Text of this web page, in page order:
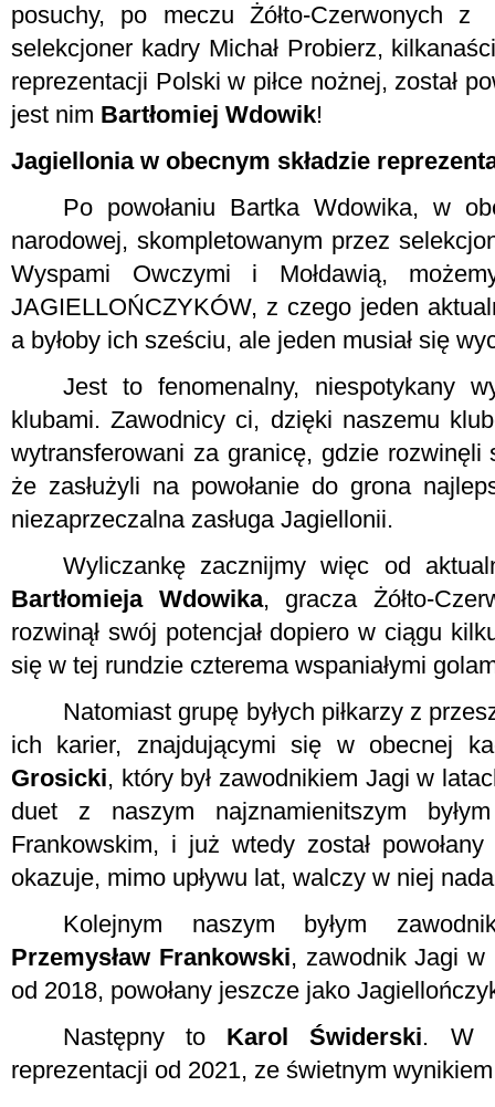
posuchy, po meczu Żółto-Czerwonych z
selekcjoner kadry Michał Probierz,
reprezentacji Polski w piłce nożnej, został
jest nim Bartłomiej Wdowik!
Jagiellonia w obecnym składzie
Po powołaniu Bartka Wdowika, w
narodowej, skompletowanym przez
Wyspami Owczymi i Mołdawią,
JAGIELLOŃCZYKÓW, z czego jeden
a byłoby ich sześciu, ale jeden musiał się
Jest to fenomenalny, niespotykany
klubami. Zawodnicy ci, dzięki naszemu
wytransferowani za granicę, gdzie
że zasłużyli na powołanie do grona
niezaprzeczalna zasługa Jagiellonii.
Wyliczankę zacznijmy więc od
Bartłomieja Wdowika, gracza Żółto-
rozwinął swój potencjał dopiero w ciągu
się w tej rundzie czterema wspaniałymi
Natomiast grupę byłych piłkarzy z
ich karier, znajdującymi się w obecnej
Grosicki, który był zawodnikiem Jagi w
duet z naszym najznamienitszym
Frankowskim, i już wtedy został
okazuje, mimo upływu lat, walczy w niej
Kolejnym naszym byłym
Przemysław Frankowski, zawodnik Jagi w
od 2018, powołany jeszcze jako
Następny to Karol Świderski. W
reprezentacji od 2021, ze świetnym